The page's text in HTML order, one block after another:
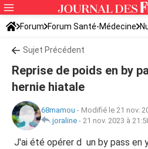
Forum Forum Santé-Médecine
Sujet Précédent
Reprise de poids en by
hernie hiatale
68mamou - Modifié le 21 nov.
joraline - 21 nov. 2023 à
J'ai été opérer d un by pass en